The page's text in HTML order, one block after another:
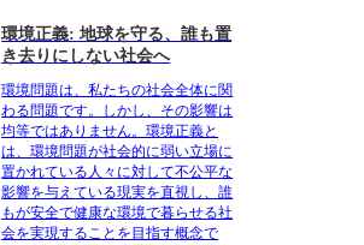
環境正義: 地球を守る、誰も置
き去りにしない社会へ
環境問題は、私たちの社会全体に関
わる問題です。しかし、その影響は
均等ではありません。環境正義と
は、環境問題が社会的に弱い立場に
置かれている人々に対して不公平な
影響を与えている現実を直視し、誰
もが安全で健康な環境で暮らせる社
会を実現することを目指す概念で